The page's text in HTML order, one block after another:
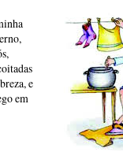
e
em